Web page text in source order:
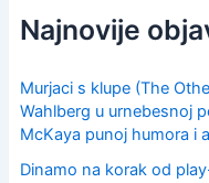
c
h
o
r
:
Najnovije
Murjaci s klupe (The
Wahlberg u urnebesnoj
McKaya punoj humora i
Dinamo na korak od